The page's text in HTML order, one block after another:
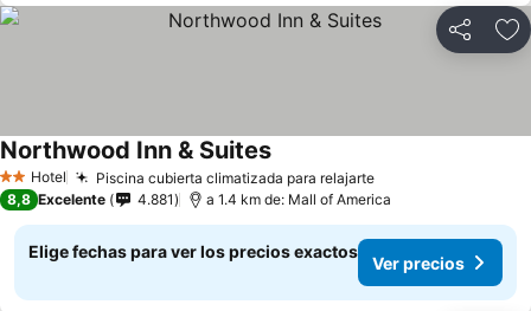
Compartir
2 Estrellas
Hotel Piscina cubierta climatizada para relajarte
Northwood Inn & Suites
8,8 Excelente 4.881 a 1.4 km de: Mall of America
Elige fechas para ver los precios exactos
Ver precios